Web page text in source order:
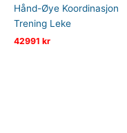
Hånd-Øye Koordinasjon
Trening Leke
42991 kr